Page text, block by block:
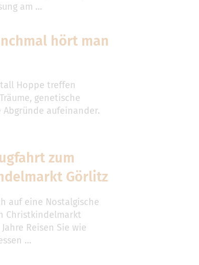
am …
hört man
Hoppe treffen
genetische
aufeinander.
zum
Görlitz
auf eine Nostalgische
Christkindelmarkt
Reisen Sie wie
…